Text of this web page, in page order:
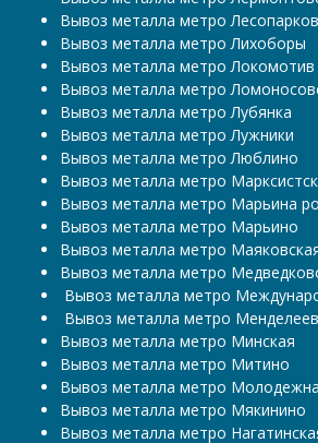
Вывоз металла метро
Вывоз металла метро Лихоборы
Вывоз металла метро Локомотив
Вывоз металла метро
Вывоз металла метро Лубянка
Вывоз металла метро Лужники
Вывоз металла метро Люблино
Вывоз металла метро
Вывоз металла метро Марьина
Вывоз металла метро Марьино
Вывоз металла метро
Вывоз металла метро
Вывоз металла метро
Вывоз металла метро
Вывоз металла метро Минская
Вывоз металла метро Митино
Вывоз металла метро
Вывоз металла метро Мякинино
Вывоз металла метро